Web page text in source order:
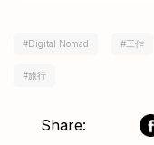
#Digital Nomad #工作
#旅行
Share: